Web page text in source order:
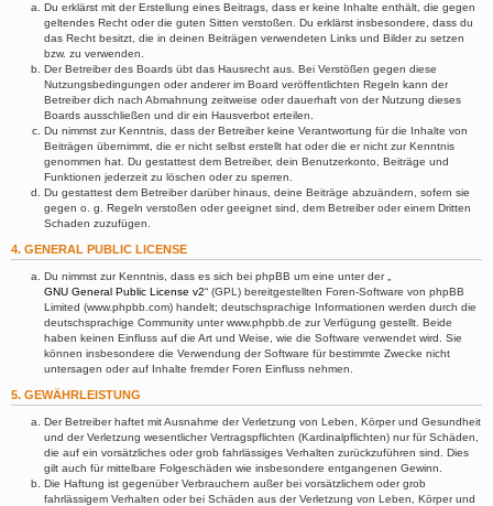
Du erklärst mit der Erstellung eines Beitrags, dass er keine Inhalte enthält, die gegen
geltendes Recht oder die guten Sitten verstoßen. Du erklärst insbesondere, dass du
das Recht besitzt, die in deinen Beiträgen verwendeten Links und Bilder zu setzen
bzw. zu verwenden.
Der Betreiber des Boards übt das Hausrecht aus. Bei Verstößen gegen diese
Nutzungsbedingungen oder anderer im Board veröffentlichten Regeln kann der
Betreiber dich nach Abmahnung zeitweise oder dauerhaft von der Nutzung dieses
Boards ausschließen und dir ein Hausverbot erteilen.
Du nimmst zur Kenntnis, dass der Betreiber keine Verantwortung für die Inhalte von
Beiträgen übernimmt, die er nicht selbst erstellt hat oder die er nicht zur Kenntnis
genommen hat. Du gestattest dem Betreiber, dein Benutzerkonto, Beiträge und
Funktionen jederzeit zu löschen oder zu sperren.
Du gestattest dem Betreiber darüber hinaus, deine Beiträge abzuändern, sofern sie
gegen o. g. Regeln verstoßen oder geeignet sind, dem Betreiber oder einem Dritten
Schaden zuzufügen.
4. GENERAL PUBLIC LICENSE
Du nimmst zur Kenntnis, dass es sich bei phpBB um eine unter der „
GNU General Public License v2“ (GPL) bereitgestellten Foren-Software von phpBB
Limited (www.phpbb.com) handelt; deutschsprachige Informationen werden durch die
deutschsprachige Community unter www.phpbb.de zur Verfügung gestellt. Beide
haben keinen Einfluss auf die Art und Weise, wie die Software verwendet wird. Sie
können insbesondere die Verwendung der Software für bestimmte Zwecke nicht
untersagen oder auf Inhalte fremder Foren Einfluss nehmen.
5. GEWÄHRLEISTUNG
Der Betreiber haftet mit Ausnahme der Verletzung von Leben, Körper und Gesundheit
und der Verletzung wesentlicher Vertragspflichten (Kardinalpflichten) nur für Schäden,
die auf ein vorsätzliches oder grob fahrlässiges Verhalten zurückzuführen sind. Dies
gilt auch für mittelbare Folgeschäden wie insbesondere entgangenen Gewinn.
Die Haftung ist gegenüber Verbrauchern außer bei vorsätzlichem oder grob
fahrlässigem Verhalten oder bei Schäden aus der Verletzung von Leben, Körper und